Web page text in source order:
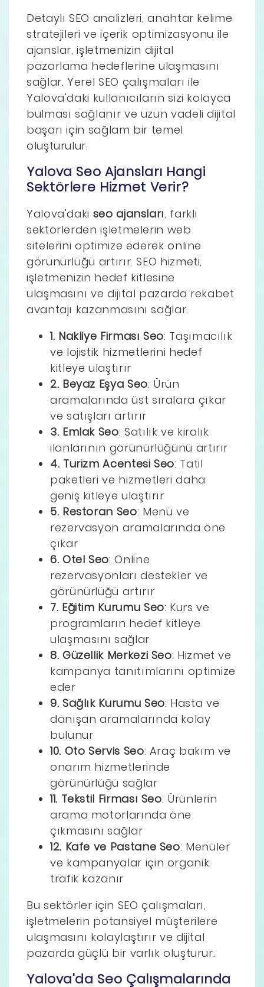
Detaylı SEO analizleri, anahtar kelime
stratejileri ve içerik optimizasyonu ile
ajanslar, işletmenizin dijital
pazarlama hedeflerine ulaşmasını
sağlar. Yerel SEO çalışmaları ile
Yalova'daki kullanıcıların sizi kolayca
bulması sağlanır ve uzun vadeli dijital
başarı için sağlam bir temel
oluşturulur.
Yalova Seo Ajansları Hangi
Sektörlere Hizmet Verir?
Yalova'daki seo ajansları, farklı
sektörlerden işletmelerin web
sitelerini optimize ederek online
görünürlüğü artırır. SEO hizmeti,
işletmenizin hedef kitlesine
ulaşmasını ve dijital pazarda rekabet
avantajı kazanmasını sağlar.
1. Nakliye Firması Seo: Taşımacılık
ve lojistik hizmetlerini hedef
kitleye ulaştırır
2. Beyaz Eşya Seo: Ürün
aramalarında üst sıralara çıkar
ve satışları artırır
3. Emlak Seo: Satılık ve kiralık
ilanlarının görünürlüğünü artırır
4. Turizm Acentesi Seo: Tatil
paketleri ve hizmetleri daha
geniş kitleye ulaştırır
5. Restoran Seo: Menü ve
rezervasyon aramalarında öne
çıkar
6. Otel Seo: Online
rezervasyonları destekler ve
görünürlüğü artırır
7. Eğitim Kurumu Seo: Kurs ve
programların hedef kitleye
ulaşmasını sağlar
8. Güzellik Merkezi Seo: Hizmet ve
kampanya tanıtımlarını optimize
eder
9. Sağlık Kurumu Seo: Hasta ve
danışan aramalarında kolay
bulunur
10. Oto Servis Seo: Araç bakım ve
onarım hizmetlerinde
görünürlüğü sağlar
11. Tekstil Firması Seo: Ürünlerin
arama motorlarında öne
çıkmasını sağlar
12. Kafe ve Pastane Seo: Menüler
ve kampanyalar için organik
trafik kazanır
Bu sektörler için SEO çalışmaları,
işletmelerin potansiyel müşterilere
ulaşmasını kolaylaştırır ve dijital
pazarda güçlü bir varlık oluşturur.
Yalova'da Seo Çalışmalarında